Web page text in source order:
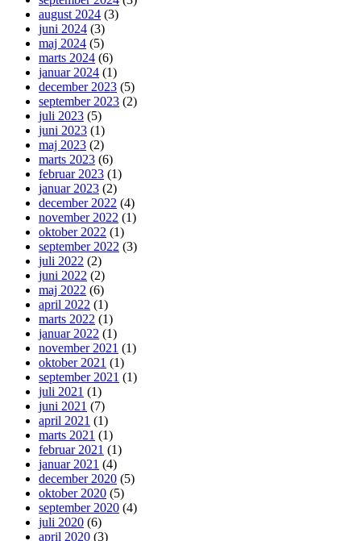
august 2024 (3)
juni 2024 (3)
maj 2024 (5)
marts 2024 (6)
januar 2024 (1)
december 2023 (5)
september 2023 (2)
juli 2023 (5)
juni 2023 (1)
maj 2023 (2)
marts 2023 (6)
februar 2023 (1)
januar 2023 (2)
december 2022 (4)
november 2022 (1)
oktober 2022 (1)
september 2022 (3)
juli 2022 (2)
juni 2022 (2)
maj 2022 (6)
april 2022 (1)
marts 2022 (1)
januar 2022 (1)
november 2021 (1)
oktober 2021 (1)
september 2021 (1)
juli 2021 (1)
juni 2021 (7)
april 2021 (1)
marts 2021 (1)
februar 2021 (1)
januar 2021 (4)
december 2020 (5)
oktober 2020 (5)
september 2020 (4)
juli 2020 (6)
april 2020 (3)